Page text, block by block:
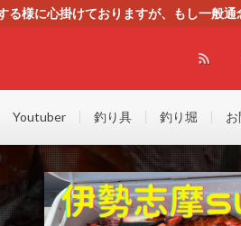
様に心掛けておりますが、もし一般
Youtuber 釣り具 釣り堀